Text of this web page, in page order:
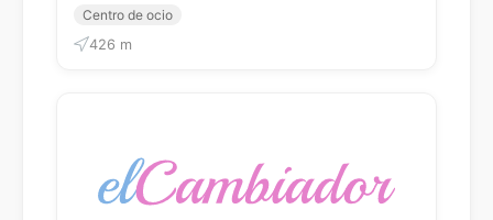
Centro de ocio
426 m